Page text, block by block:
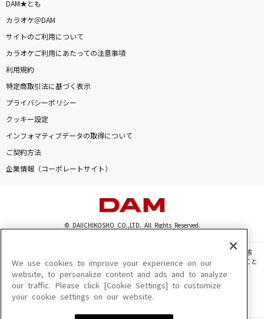
DAM★とも
カラオケ＠DAM
サイトのご利用について
カラオケご利用にあたっての注意事項
利用規約
特定商取引法に基づく表示
プライバシーポリシー
クッキー設定
インフォマティブデータの取得について
ご契約方法
企業情報（コーポレートサイト）
© DAIICHIKOSHO CO.,LTD. All Rights Reserved.
このサイトに掲載されている一切の文章・画像・写真・動画・音声等を、手段や形態
を問わず、著作権法の定める範囲を超えて無断で複製、転載、ファイル化などすること
を禁じます。
楽曲及びコンテンツは、機種によりご利用いただけない場合があります。
楽曲及びコンテンツの配信日、配信内容が変更になる場合があります。
We use cookies to improve your experience on our
website, to personalize content and ads and to analyze
our traffic. Please click [Cookie Settings] to customize
your cookie settings on our website.